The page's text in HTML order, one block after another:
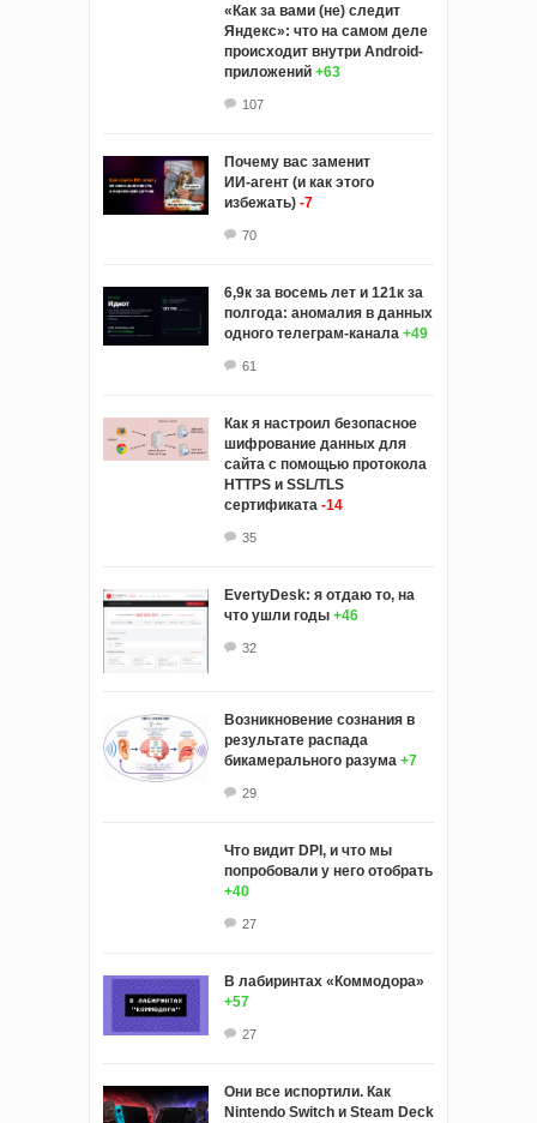
«Как за вами (не) следит
Яндекс»: что на самом деле
происходит внутри Android-
приложений +63
107
Почему вас заменит
ИИ‑агент (и как этого
избежать) -7
70
6,9к за восемь лет и 121к за
полгода: аномалия в данных
одного телеграм-канала +49
61
Как я настроил безопасное
шифрование данных для
сайта с помощью протокола
HTTPS и SSL/TLS
сертификата -14
35
EvertyDesk: я отдаю то, на
что ушли годы +46
32
Возникновение сознания в
результате распада
бикамерального разума +7
29
Что видит DPI, и что мы
попробовали у него отобрать
+40
27
В лабиринтах «Коммодора»
+57
27
Они все испортили. Как
Nintendo Switch и Steam Deck